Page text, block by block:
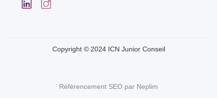
Copyright © 2024 ICN Junior Conseil
Référencement SEO par Neplim